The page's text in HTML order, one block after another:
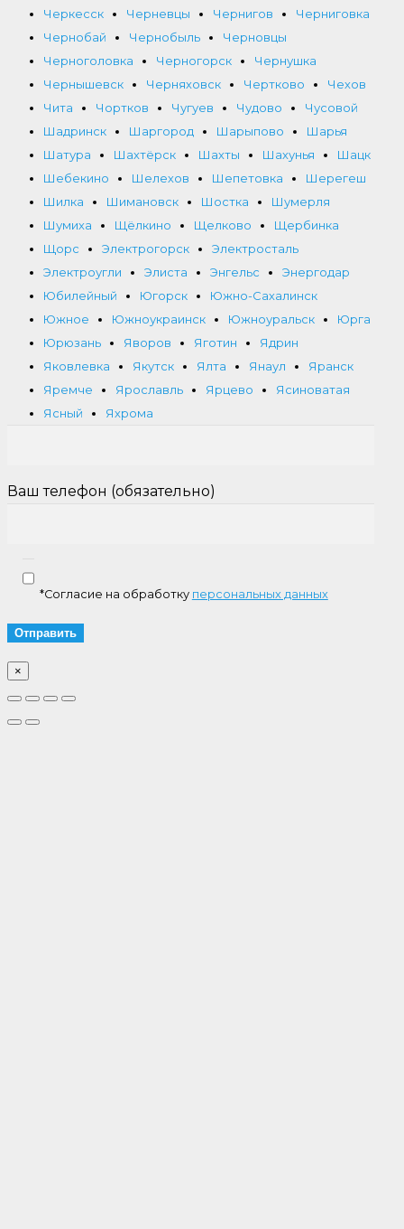
Черкесск
Черневцы Чернигов
Черниговка
Чернобай
Чернобыль
Черновцы
Черноголовка
Черногорск
Чернушка
Чернышевск
Черняховск Чертково
Чехов
Чита
Чортков Чугуев Чудово
Чусовой
Шадринск
Шаргород Шарыпово
Шарья
Шатура
Шахтёрск Шахты Шахунья
Шацк
Шебекино
Шелехов Шепетовка
Шерегеш
Шилка
Шимановск Шостка
Шумерля
Шумиха
Щёлкино Щелково
Щербинка
Щорс
Электрогорск
Электросталь
Электроугли
Элиста Энгельс
Энергодар
Юбилейный
Югорск
Южно-Сахалинск
Южное
Южноукраинск Южноуральск
Юрга
Юрюзань
Яворов Яготин
Ядрин
Яковлевка
Якутск Ялта Янаул
Яранск
Яремче
Ярославль Ярцево
Ясиноватая
Ясный
Яхрома
Ваш телефон (обязательно)
*Согласие на обработку персональных данных
×